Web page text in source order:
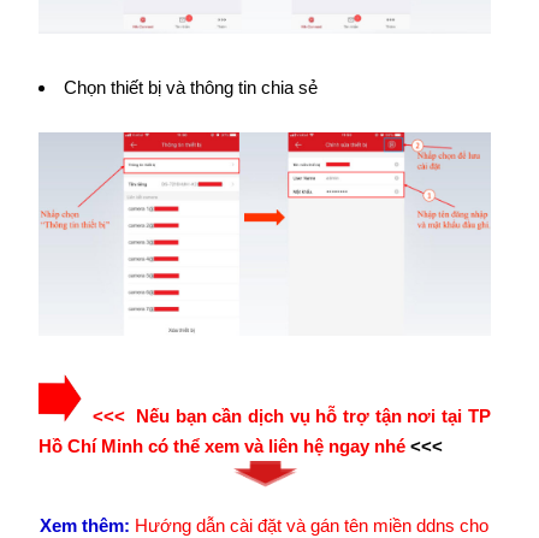
Chọn thiết bị và thông tin chia sẻ
<<< Nếu bạn cần dịch vụ hỗ trợ tận nơi tại TP
Hồ Chí Minh có thể xem và liên hệ ngay nhé<<<
Xem thêm: Hướng dẫn cài đặt và gán tên miền ddns cho